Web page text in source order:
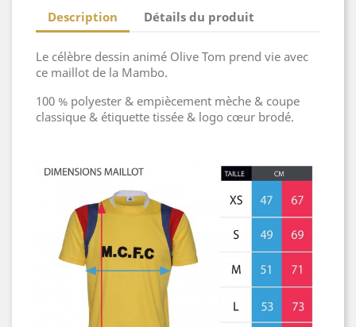
Description Détails du produit
Le célèbre dessin animé Olive Tom prend vie avec
ce maillot de la Mambo.
100 % polyester & empiècement mèche & coupe
classique & étiquette tissée & logo cœur brodé.